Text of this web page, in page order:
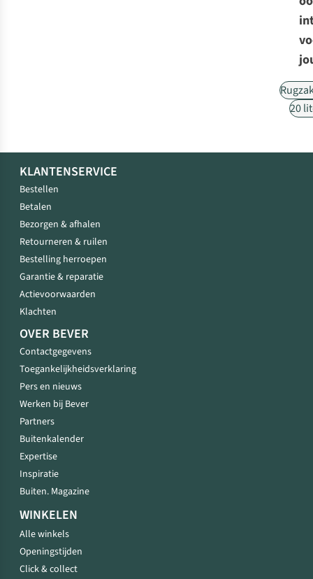
20
KLANTENSERVICE
Bestellen
Betalen
Bezorgen & afhalen
Retourneren & ruilen
Bestelling herroepen
Garantie & reparatie
Actievoorwaarden
Klachten
OVER BEVER
Contactgegevens
Toegankelijkheidsverklaring
Pers en nieuws
Werken bij Bever
Partners
Buitenkalender
Expertise
Inspiratie
Buiten. Magazine
WINKELEN
Alle winkels
Openingstijden
Click & collect